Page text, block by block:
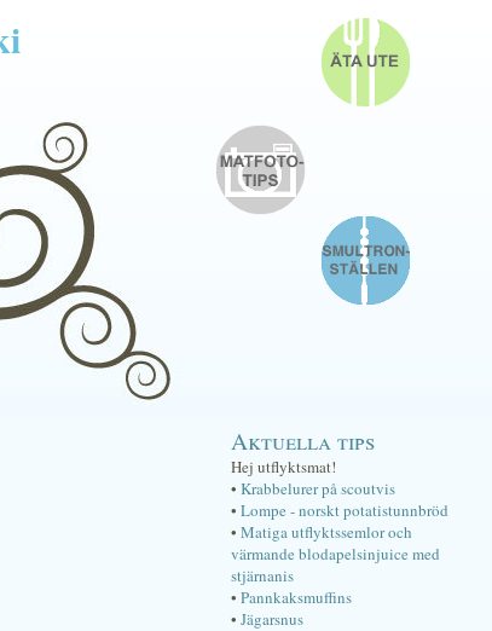
Aktuella tips
Hej utflyktsmat!
• Krabbelurer på scoutvis
• Lompe - norskt potatistunnbröd
• Matiga utflyktssemlor och
värmande blodapelsinjuice med
stjärnanis
• Pannkaksmuffins
• Jägarsnus